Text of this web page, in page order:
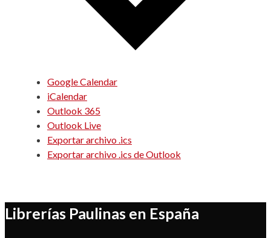
Google Calendar
iCalendar
Outlook 365
Outlook Live
Exportar archivo .ics
Exportar archivo .ics de Outlook
Librerías Paulinas en España